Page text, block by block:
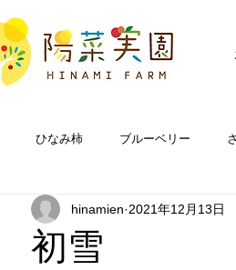
ひなみ柿 ブルーベリー
FAQ
初雪
hinamien 2021年12月13日